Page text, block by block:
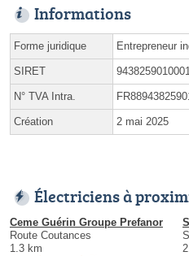
Informations
Forme juridique Entrepreneur
SIRET
N° TVA Intra.
Création 2 mai 2025
Électriciens à
Ceme Guérin Groupe Prefanor
Route Coutances
1.3 km